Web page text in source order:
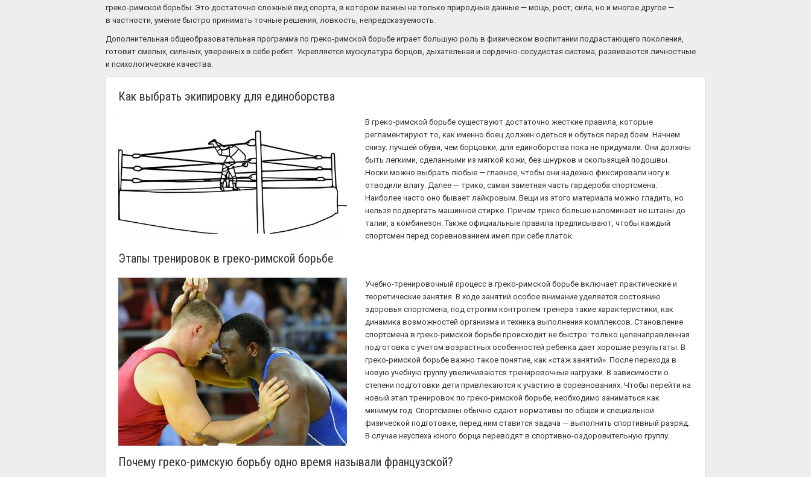
греко-римской борьбы. Это достаточно сложный вид спорта, в котором важны не только природные данные — мощь, рост, сила, но и многое другое —
в частности, умение быстро принимать точные решения, ловкость, непредсказуемость.
Дополнительная общеобразовательная программа по греко-римской борьбе играет большую роль в физическом воспитании подрастающего поколения,
готовит смелых, сильных, уверенных в себе ребят. Укрепляется мускулатура борцов, дыхательная и сердечно-сосудистая система, развиваются личностные
и психологические качества.
Как выбрать экипировку для единоборства
В греко-римской борьбе существуют достаточно жесткие правила, которые
регламентируют то, как именно боец должен одеться и обуться перед боем. Начнем
снизу: лучшей обуви, чем борцовки, для единоборства пока не придумали. Они должны
быть легкими, сделанными из мягкой кожи, без шнурков и скользящей подошвы.
Носки можно выбрать любые — главное, чтобы они надежно фиксировали ногу и
отводили влагу. Далее — трико, самая заметная часть гардероба спортсмена.
Наиболее часто оно бывает лайкровым. Вещи из этого материала можно гладить, но
нельзя подвергать машинной стирке. Причем трико больше напоминает не штаны до
талии, а комбинезон. Также официальные правила предписывают, чтобы каждый
спортсмен перед соревнованием имел при себе платок.
Этапы тренировок в греко-римской борьбе
Учебно-тренировочный процесс в греко-римской борьбе включает практические и
теоретические занятия. В ходе занятий особое внимание уделяется состоянию
здоровья спортсмена, под строгим контролем тренера такие характеристики, как
динамика возможностей организма и техника выполнения комплексов. Становление
спортсмена в греко-римской борьбе происходит не быстро: только целенаправленная
подготовка с учетом возрастных особенностей ребенка дает хорошие результаты. В
греко-римской борьбе важно такое понятие, как «стаж занятий». После перехода в
новую учебную группу увеличиваются тренировочные нагрузки. В зависимости о
степени подготовки дети привлекаются к участию в соревнованиях. Чтобы перейти на
новый этап тренировок по греко-римской борьбе, необходимо заниматься как
минимум год. Спортсмены обычно сдают нормативы по общей и специальной
физической подготовке, перед ним ставится задача — выполнить спортивный разряд.
В случае неуспеха юного борца переводят в спортивно-оздоровительную группу.
Почему греко-римскую борьбу одно время называли французской?